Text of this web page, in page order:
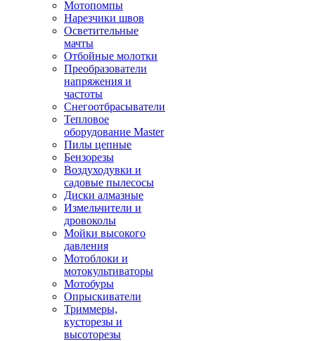
Мотопомпы
Нарезчики швов
Осветительные
мачты
Отбойные молотки
Преобразователи
напряжения и
частоты
Снегоотбрасыватели
Тепловое
оборудование Master
Пилы цепные
Бензорезы
Воздуходувки и
садовые пылесосы
Диски алмазные
Измельчители и
дровоколы
Мойки высокого
давления
Мотоблоки и
мотокультиваторы
Мотобуры
Опрыскиватели
Триммеры,
кусторезы и
высоторезы